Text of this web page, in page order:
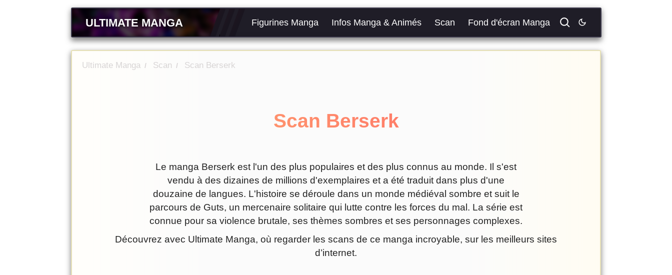
ULTIMATE MANGA Figurines Manga Infos Manga & Animés Scan Fond d'écran Manga
Ultimate Manga / Scan / Scan Berserk
Scan Berserk
Le manga Berserk est l'un des plus populaires et des plus connus au monde. Il s'est
vendu à des dizaines de millions d'exemplaires et a été traduit dans plus d'une
douzaine de langues. L'histoire se déroule dans un monde médiéval sombre et suit le
parcours de Guts, un mercenaire solitaire qui lutte contre les forces du mal. La série est
connue pour sa violence brutale, ses thèmes sombres et ses personnages complexes.
Découvrez avec Ultimate Manga, où regarder les scans de ce manga incroyable, sur les meilleurs sites
d’internet.